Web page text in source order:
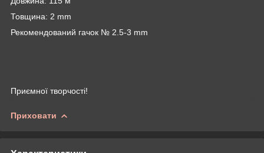
Товщина: 2 mm
Рекомендований гачок № 2.5-3 mm
Приємної творчості!
Приховати